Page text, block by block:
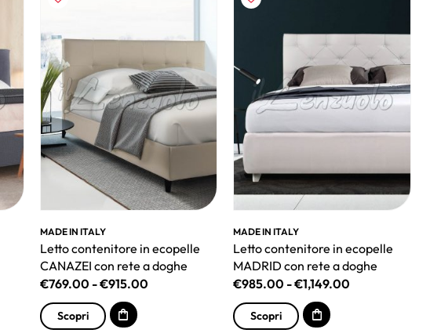
MADE IN ITALY
Letto contenitore in ecopelle
CANAZEI con rete a doghe
€769.00 -€915.00
Scopri
MADE IN ITALY
Letto contenitore in ecopelle
MADRID con rete a doghe
€985.00 -€1,149.00
Scopri